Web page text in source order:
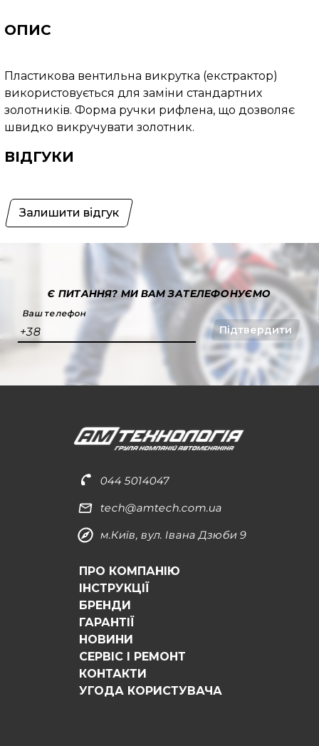
ОПИС
Пластикова вентильна викрутка (екстрактор)
використовується для заміни стандартних
золотників. Форма ручки рифлена, що дозволяє
швидко викручувати золотник.
ВІДГУКИ
Залишити відгук
Є ПИТАННЯ?МИ ВАМ ЗАТЕЛЕФОНУЄМО
Ваш телефон
+38 Підтвердити
044 5014047
tech@amtech.com.ua
м.Київ, вул. Івана Дзюби 9
ПРО КОМПАНІЮ
ІНСТРУКЦІЇ
БРЕНДИ
ГАРАНТІЇ
НОВИНИ
СЕРВІС І РЕМОНТ
КОНТАКТИ
УГОДА КОРИСТУВАЧА